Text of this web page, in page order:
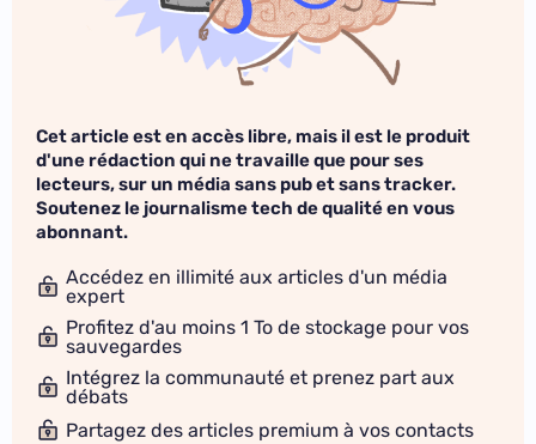
Cet article est en accès libre, mais il est le produit
d'une rédaction qui ne travaille que pour ses
lecteurs, sur un média sans pub et sans tracker.
Soutenez le journalisme tech de qualité en vous
abonnant.
Accédez en illimité aux articles d'un média
expert
Profitez d'au moins 1 To de stockage pour vos
sauvegardes
Intégrez la communauté et prenez part aux
débats
Partagez des articles premium à vos contacts